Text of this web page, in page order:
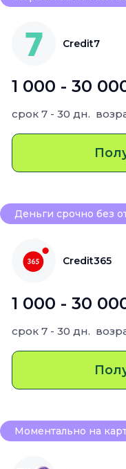
Credit7
1 000 - 30
срок 7 - 30 дн.
Деньги срочно без
Credit365
1 000 - 30
срок 7 - 30 дн.
Моментально на